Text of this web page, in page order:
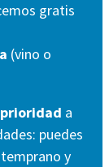
gratis
(vino o
prioridad a
puedes
y